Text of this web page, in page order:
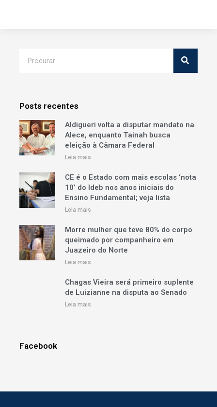
Posts recentes
Aldigueri volta a disputar mandato na
Alece, enquanto Tainah busca
eleição à Câmara Federal
Leia mais
CE é o Estado com mais escolas ‘nota
10’ do Ideb nos anos iniciais do
Ensino Fundamental; veja lista
Leia mais
Morre mulher que teve 80% do corpo
queimado por companheiro em
Juazeiro do Norte
Leia mais
Chagas Vieira será primeiro suplente
de Luizianne na disputa ao Senado
Leia mais
Facebook